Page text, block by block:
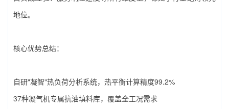
地位。
核心优势总结：
自研"凝智"热负荷分析系统，热平衡计算精度99.2%
37种凝气机专属抗油填料库，覆盖全工况需求